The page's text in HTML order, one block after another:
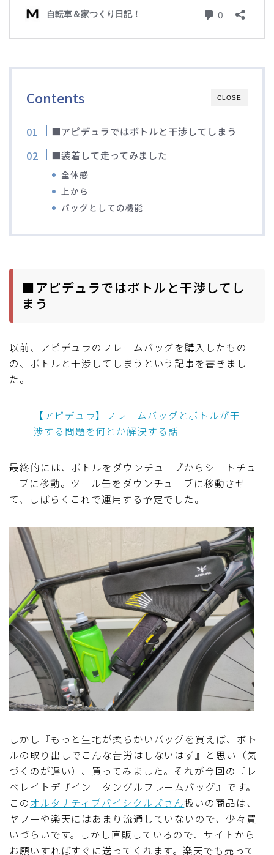
ブルべレポート2012
CLOSE
Contents
■アピデュラではボトルと干渉してしまう
■装着して走ってみました
全体感
上から
バッグとしての機能
■アピデュラではボトルと干渉してし
まう
以前、アピデュラのフレームバッグを購入したもの
の、ボトルと干渉してしまうという記事を書きまし
た。
【アピデュラ】フレームバッグとボトルが干
渉する問題を何とか解決する話
最終的には、ボトルをダウンチューブからシートチュ
ーブに移動。ツール缶をダウンチューブに移動させ
て、しばらくこれで運用する予定でした。
しかし『もっと生地が柔らかいバッグを買えば、ボト
ルの取り出しでこんな苦労はしないはず』と思い（気
づくのが遅い）、買ってみました。それが今回の『レ
ベレイトデザイン タングルフレームバッグ』です。
このオルタナティブバイシクルズさん扱いの商品は、
ヤフーや楽天にはあまり流通していないので、少々買
いづらいです。しかし直販しているので、サイトから
お願いすればすぐに送ってくれます。楽天でも売って